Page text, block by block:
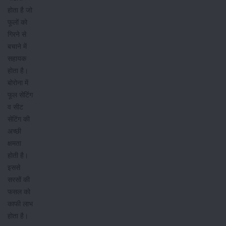
होता है जो
फूलों को
गिरने से
बचाने में
सहायक
होता है।
बोरोना में
फूल सेटिंग
व सीट
सेटिंग की
अच्छी
क्षमता
होती है।
इससे
सरसों की
फसल को
काफी लाभ
होता है।